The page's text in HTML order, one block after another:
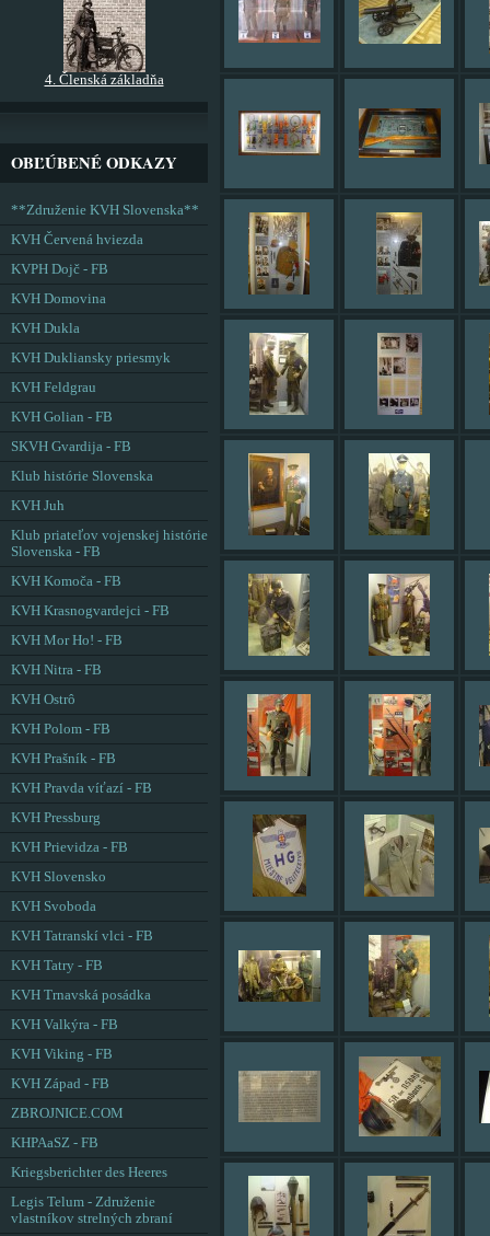
4. Členská základňa
OBĽÚBENÉ ODKAZY
**Združenie KVH Slovenska**
KVH Červená hviezda
KVPH Dojč - FB
KVH Domovina
KVH Dukla
KVH Dukliansky priesmyk
KVH Feldgrau
KVH Golian - FB
SKVH Gvardija - FB
Klub histórie Slovenska
KVH Juh
Klub priateľov vojenskej histórie
Slovenska - FB
KVH Komoča - FB
KVH Krasnogvardejci - FB
KVH Mor Ho! - FB
KVH Nitra - FB
KVH Ostrô
KVH Polom - FB
KVH Prašník - FB
KVH Pravda víťazí - FB
KVH Pressburg
KVH Prievidza - FB
KVH Slovensko
KVH Svoboda
KVH Tatranskí vlci - FB
KVH Tatry - FB
KVH Trnavská posádka
KVH Valkýra - FB
KVH Viking - FB
KVH Západ - FB
ZBROJNICE.COM
KHPAaSZ - FB
Kriegsberichter des Heeres
Legis Telum - Združenie
vlastníkov strelných zbraní